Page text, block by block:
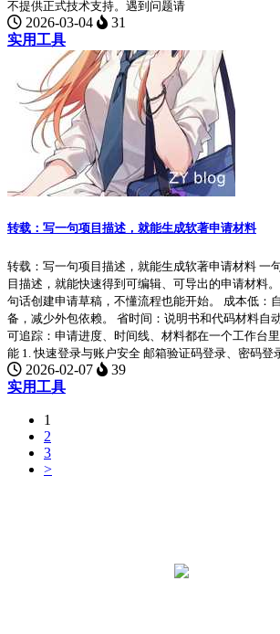
不提供正式技术支持。遇到问题请
2026-03-04
31
实用工具
转载：写一句项目描述，就能生成软著申请材料
转载：写一句项目描述，就能生成软著申请材料 一
目描述，就能快速得到可编辑、可导出的申请材料
句话创建申请草稿，不懂流程也能开始。 成本低：
备，减少外包依赖。 省时间：说明书和代码材料自
可追踪：申请进度、时间线、材料都在一个工作台
能 1. 快速登录与账户安全 邮箱验证码登录、密码登
2026-02-07
39
实用工具
1
2
3
>